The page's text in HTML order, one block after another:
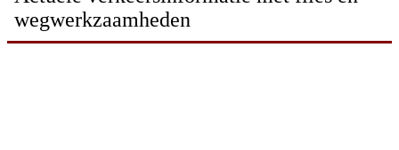
wegwerkzaamheden